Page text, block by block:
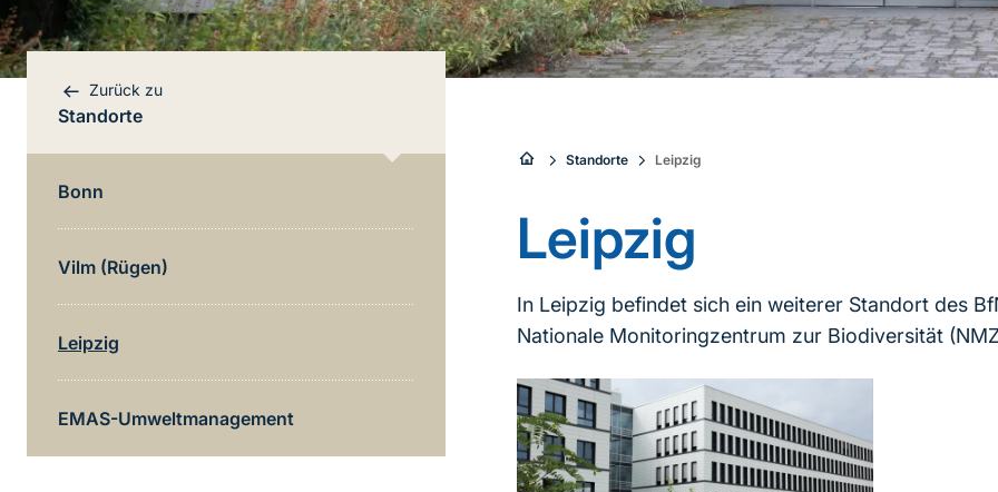
Bereichsnavigation
Direkt zur Hauptinhalte
Zurück zu
Standorte
Bonn
Vilm (Rügen)
Leipzig
EMAS-Umweltmanagement
Sie
sind
hier:
Standorte Leipzig
Leipzig
In Leipzig befindet sich ein weiterer Standort des
Nationale Monitoringzentrum zur Biodiversität